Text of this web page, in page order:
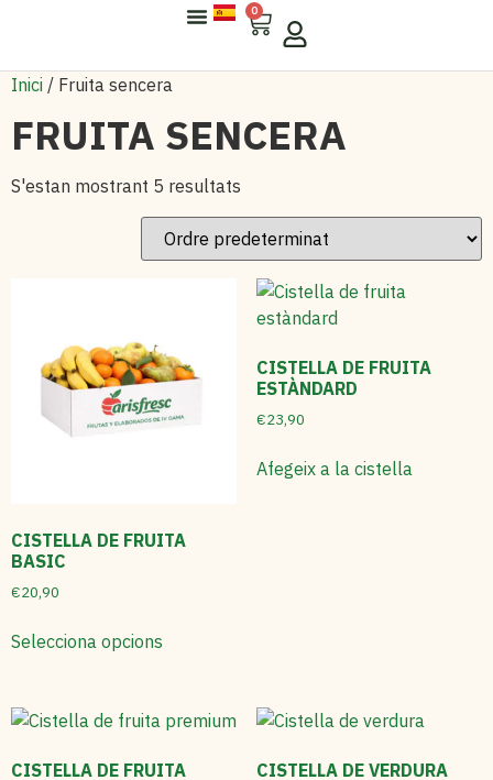
0
Inici / Fruita sencera
FRUITA SENCERA
S'estan mostrant 5 resultats
CISTELLA DE FRUITA
BASIC
€20,90
Selecciona opcions
CISTELLA DE FRUITA
ESTÀNDARD
€23,90
Afegeix a la cistella
CISTELLA DE FRUITA
CISTELLA DE VERDURA